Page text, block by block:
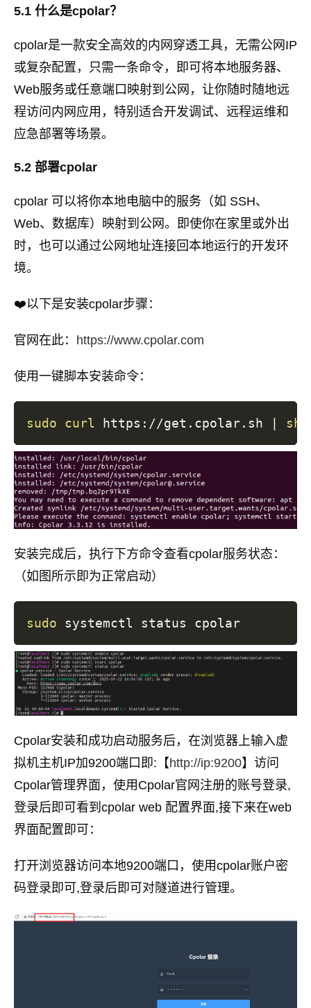
5.1 什么是cpolar？
cpolar是一款安全高效的内网穿透工具，无需公网IP
或复杂配置，只需一条命令，即可将本地服务器、
Web服务或任意端口映射到公网，让你随时随地远
程访问内网应用，特别适合开发调试、远程运维和
应急部署等场景。
5.2 部署cpolar
cpolar 可以将你本地电脑中的服务（如 SSH、
Web、数据库）映射到公网。即使你在家里或外出
时，也可以通过公网地址连接回本地运行的开发环
境。
❤️以下是安装cpolar步骤：
官网在此： https://www.cpolar.com
使用一键脚本安装命令：
sudo curl https://get.cpolar.sh sh
安装完成后，执行下方命令查看cpolar服务状态：
（如图所示即为正常启动）
sudo
Cpolar安装和成功启动服务后，在浏览器上输入虚
拟机主机IP加9200端口即:【http://ip:9200】访问
Cpolar管理界面，使用Cpolar官网注册的账号登录,
登录后即可看到cpolar web 配置界面,接下来在web
界面配置即可：
打开浏览器访问本地9200端口，使用cpolar账户密
码登录即可,登录后即可对隧道进行管理。